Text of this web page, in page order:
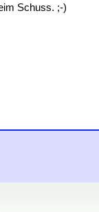
Schuss. ;-)